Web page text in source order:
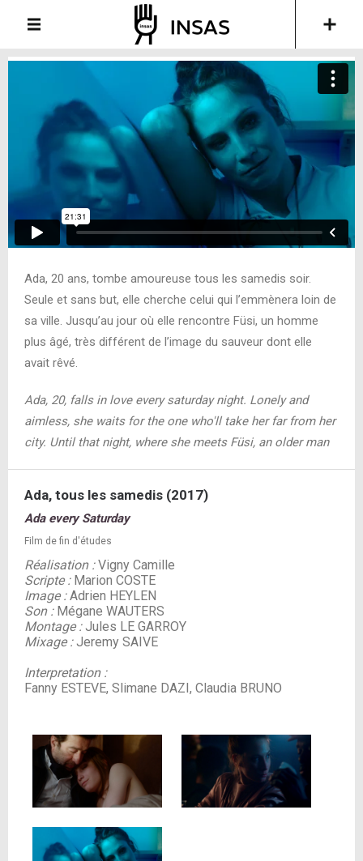
Ada, 20 ans, tombe amoureuse tous les samedis soir.
Seule et sans but, elle cherche celui qui l’emmènera loin de
sa ville. Jusqu’au jour où elle rencontre Füsi, un homme
plus âgé, très différent de l’image du sauveur dont elle
avait rêvé.
Ada, 20, falls in love every saturday night. Lonely and
aimless, she waits for the one who'll take her far from her
city. Until that night, where she meets Füsi, an older man
Ada, tous les samedis (2017)
Ada every Saturday
Film de fin d'études
Réalisation :Vigny Camille
Scripte :Marion COSTE
Image :Adrien HEYLEN
Son :Mégane WAUTERS
Montage :Jules LE GARROY
Mixage :Jeremy SAIVE
Interpretation :
Fanny ESTEVE, Slimane DAZI, Claudia BRUNO